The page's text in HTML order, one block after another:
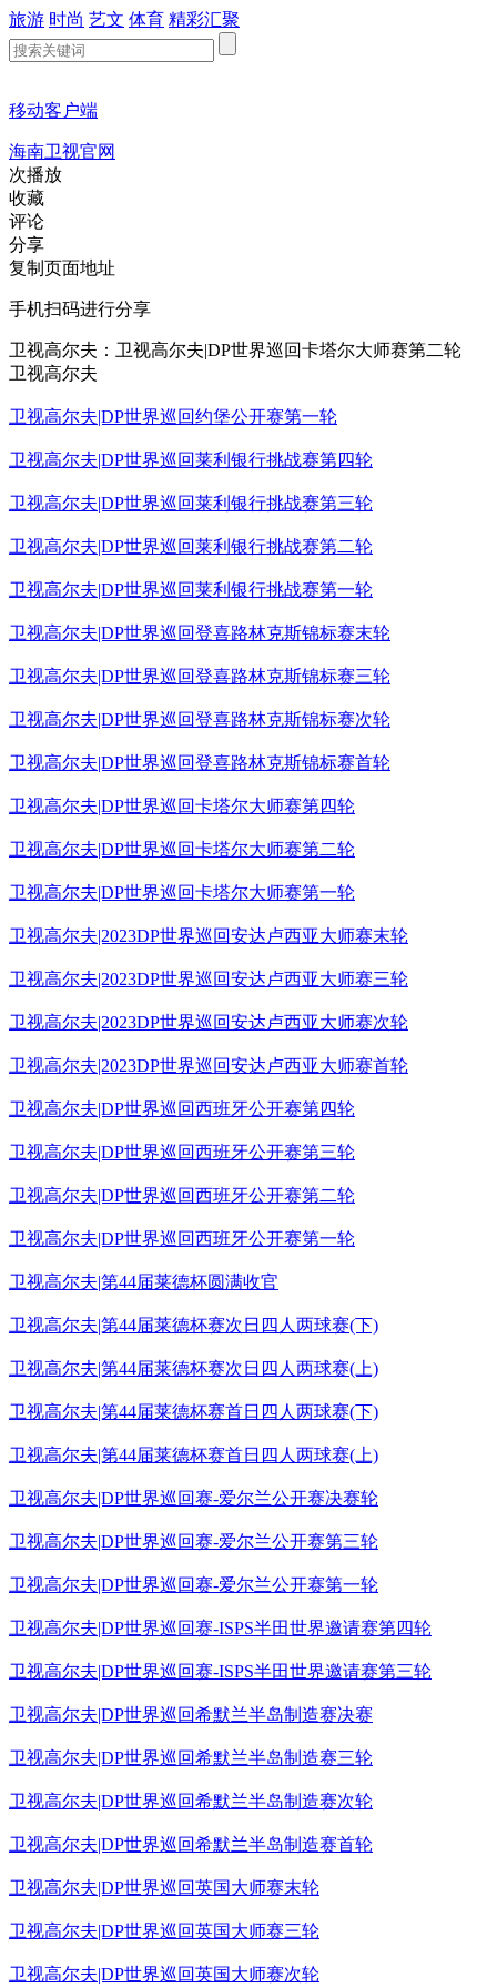
旅游 时尚 艺文 体育 精彩汇聚
移动客户端
海南卫视官网
次播放
收藏
评论
分享
复制页面地址
手机扫码进行分享
卫视高尔夫：卫视高尔夫|DP世界巡回卡塔尔大师赛第二轮
卫视高尔夫
卫视高尔夫|DP世界巡回约堡公开赛第一轮
卫视高尔夫|DP世界巡回莱利银行挑战赛第四轮
卫视高尔夫|DP世界巡回莱利银行挑战赛第三轮
卫视高尔夫|DP世界巡回莱利银行挑战赛第二轮
卫视高尔夫|DP世界巡回莱利银行挑战赛第一轮
卫视高尔夫|DP世界巡回登喜路林克斯锦标赛末轮
卫视高尔夫|DP世界巡回登喜路林克斯锦标赛三轮
卫视高尔夫|DP世界巡回登喜路林克斯锦标赛次轮
卫视高尔夫|DP世界巡回登喜路林克斯锦标赛首轮
卫视高尔夫|DP世界巡回卡塔尔大师赛第四轮
卫视高尔夫|DP世界巡回卡塔尔大师赛第二轮
卫视高尔夫|DP世界巡回卡塔尔大师赛第一轮
卫视高尔夫|2023DP世界巡回安达卢西亚大师赛末轮
卫视高尔夫|2023DP世界巡回安达卢西亚大师赛三轮
卫视高尔夫|2023DP世界巡回安达卢西亚大师赛次轮
卫视高尔夫|2023DP世界巡回安达卢西亚大师赛首轮
卫视高尔夫|DP世界巡回西班牙公开赛第四轮
卫视高尔夫|DP世界巡回西班牙公开赛第三轮
卫视高尔夫|DP世界巡回西班牙公开赛第二轮
卫视高尔夫|DP世界巡回西班牙公开赛第一轮
卫视高尔夫|第44届莱德杯圆满收官
卫视高尔夫|第44届莱德杯赛次日四人两球赛(下)
卫视高尔夫|第44届莱德杯赛次日四人两球赛(上)
卫视高尔夫|第44届莱德杯赛首日四人两球赛(下)
卫视高尔夫|第44届莱德杯赛首日四人两球赛(上)
卫视高尔夫|DP世界巡回赛-爱尔兰公开赛决赛轮
卫视高尔夫|DP世界巡回赛-爱尔兰公开赛第三轮
卫视高尔夫|DP世界巡回赛-爱尔兰公开赛第一轮
卫视高尔夫|DP世界巡回赛-ISPS半田世界邀请赛第四轮
卫视高尔夫|DP世界巡回赛-ISPS半田世界邀请赛第三轮
卫视高尔夫|DP世界巡回希默兰半岛制造赛决赛
卫视高尔夫|DP世界巡回希默兰半岛制造赛三轮
卫视高尔夫|DP世界巡回希默兰半岛制造赛次轮
卫视高尔夫|DP世界巡回希默兰半岛制造赛首轮
卫视高尔夫|DP世界巡回英国大师赛末轮
卫视高尔夫|DP世界巡回英国大师赛三轮
卫视高尔夫|DP世界巡回英国大师赛次轮